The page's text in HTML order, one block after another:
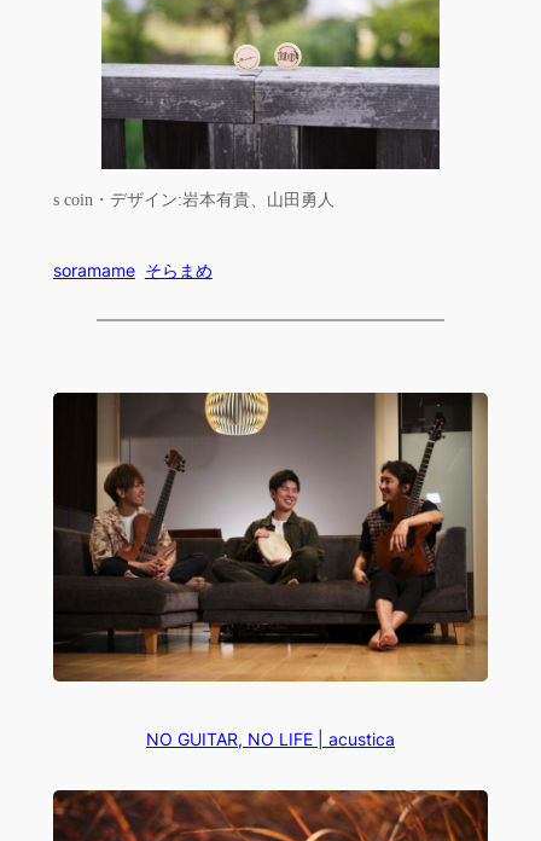
s coin・デザイン:岩本有貴、山田勇人
soramame そらまめ
NO GUITAR, NO LIFE | acustica